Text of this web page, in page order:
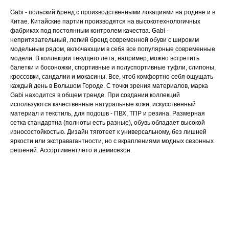
Gabi - польский бренд с производственными локациями на родине и в
Китае. Китайские партии производятся на высокотехнологичных
фабриках под постоянным контролем качества. Gabi -
непритязательный, легкий бренд современной обуви с широким
модельным рядом, включающим в себя все популярные современные
модели. В коллекции текущего лета, например, можно встретить
балетки и босоножки, спортивные и полуспортивные туфли, слипоны,
кроссовки, сандалии и мокасины. Все, чтоб комфортно себя ощущать
каждый день в Большом Городе. C точки зрения материалов, марка
Gabi находится в общем тренде. При создании коллекций
используются качественные натуральные кожи, искусственный
материал и текстиль, для подошв - ПВХ, ТПР и резина. Размерная
сетка стандартна (полноты есть разные), обувь обладает высокой
износостойкостью. Дизайн тяготеет к универсальному, без лишней
яркости или экстравагантности, но с вкраплениями модных сезонных
решений. Ассортиментлето и демисезон.